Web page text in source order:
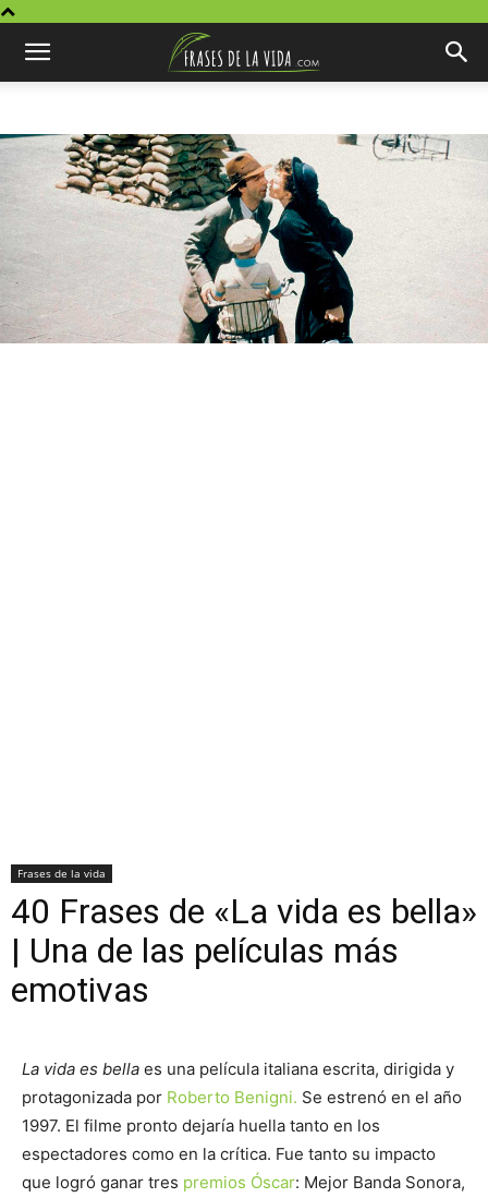
Frases de la vida
40 Frases de «La vida es bella»
| Una de las películas más
emotivas
La vida es bella es una película italiana escrita, dirigida y
protagonizada por Roberto Benigni. Se estrenó en el año
1997. El filme pronto dejaría huella tanto en los
espectadores como en la crítica. Fue tanto su impacto
que logró ganar tres premios Óscar: Mejor Banda Sonora,